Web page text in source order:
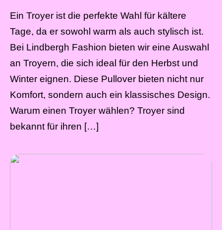
Ein Troyer ist die perfekte Wahl für kältere
Tage, da er sowohl warm als auch stylisch ist.
Bei Lindbergh Fashion bieten wir eine Auswahl
an Troyern, die sich ideal für den Herbst und
Winter eignen. Diese Pullover bieten nicht nur
Komfort, sondern auch ein klassisches Design.
Warum einen Troyer wählen? Troyer sind
bekannt für ihren […]